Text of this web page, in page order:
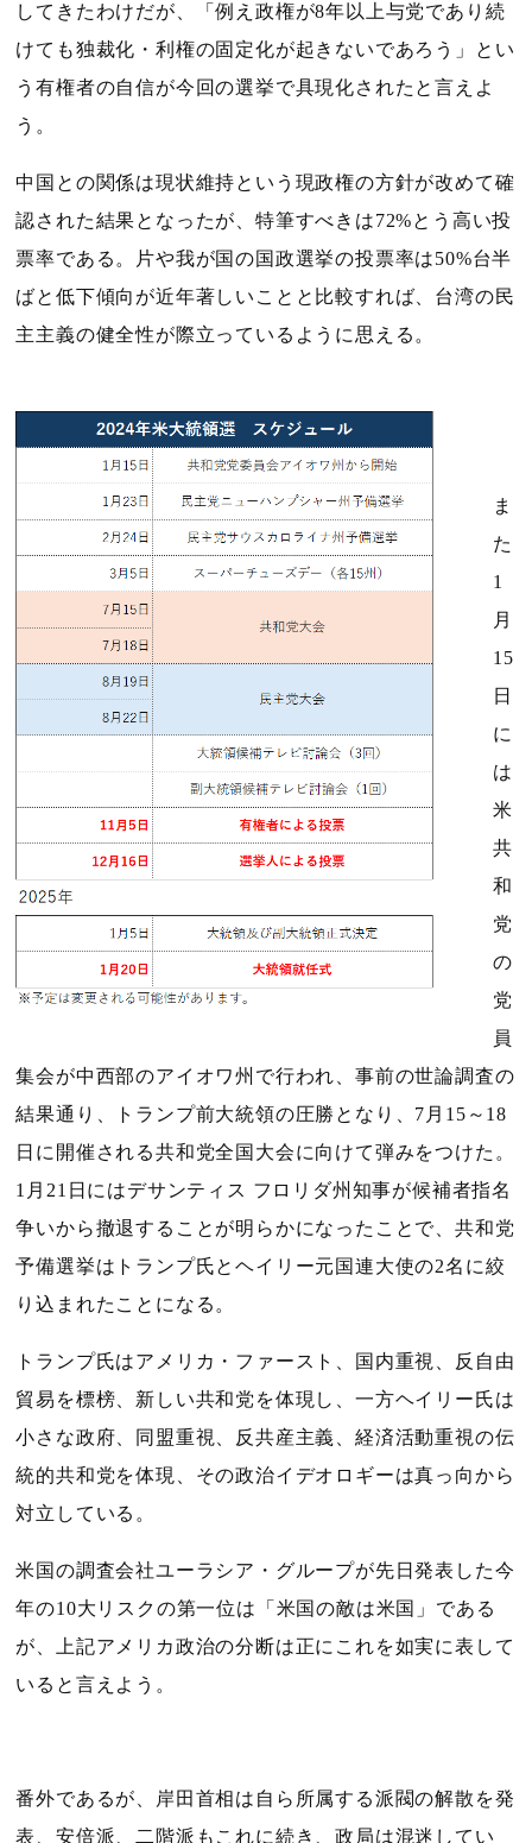
してきたわけだが、「例え政権が8年以上与党であり続
けても独裁化・利権の固定化が起きないであろう」とい
う有権者の自信が今回の選挙で具現化されたと言えよ
う。
中国との関係は現状維持という現政権の方針が改めて確
認された結果となったが、特筆すべきは72%とう高い投
票率である。片や我が国の国政選挙の投票率は50%台半
ばと低下傾向が近年著しいことと比較すれば、台湾の民
主主義の健全性が際立っているように思える。
ま
た
1
月
15
日
に
は
米
共
和
党
の
党
員
集会が中西部のアイオワ州で行われ、事前の世論調査の
結果通り、トランプ前大統領の圧勝となり、 7 月 15 ～ 18
日に開催される共和党全国大会に向けて弾みをつけた。
1 月 21 日にはデサンティス フロリダ州知事が候補者指名
争いから撤退することが明らかになったことで、共和党
予備選挙はトランプ氏とヘイリー元国連大使の2名に絞
り込まれたことになる。
トランプ氏はアメリカ・ファースト、国内重視、反自由
貿易を標榜、新しい共和党を体現し、一方ヘイリー氏は
小さな政府、同盟重視、反共産主義、経済活動重視の伝
統的共和党を体現、その政治イデオロギーは真っ向から
対立している。
米国の調査会社ユーラシア・グループが先日発表した今
年の10大リスクの第一位は「米国の敵は米国」である
が、上記アメリカ政治の分断は正にこれを如実に表して
いると言えよう。
番外であるが、岸田首相は自ら所属する派閥の解散を発
表、安倍派、二階派もこれに続き、政局は混迷してい